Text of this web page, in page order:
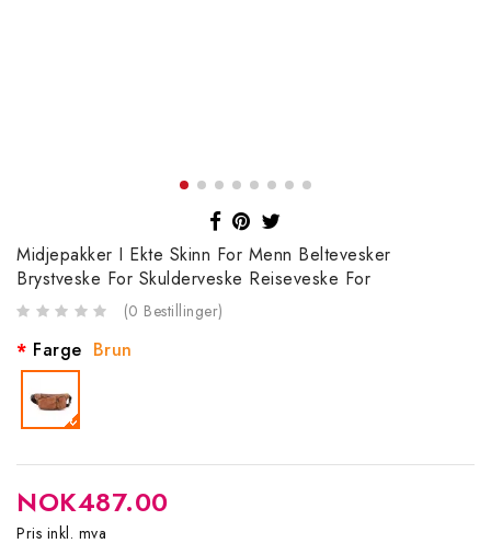
Midjepakker I Ekte Skinn For Menn Beltevesker
Brystveske For Skulderveske Reiseveske For
(0 Bestillinger)
Farge Brun
NOK487.00
Pris inkl. mva